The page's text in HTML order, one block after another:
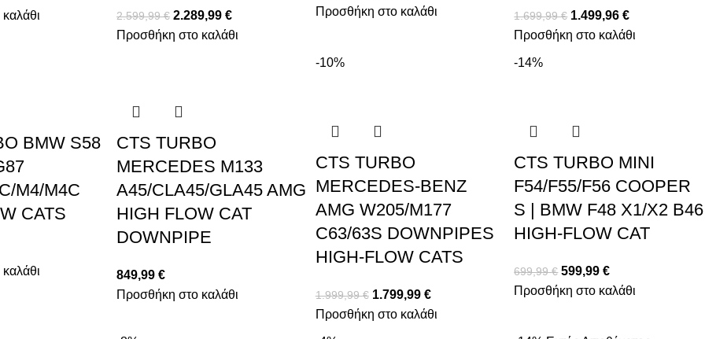
2.599,99€ 2.289,99€
Προσθήκη στο καλάθι
Προσθήκη στο καλάθι
1.699,99€ 1.499,96€
Προσθήκη στο καλάθι
BMW S58
M4/M4C
CATS
CTS TURBO
MERCEDES M133
A45/CLA45/GLA45 AMG
HIGH FLOW CAT
DOWNPIPE
849,99€
Προσθήκη στο καλάθι
-10%
CTS TURBO
MERCEDES-BENZ
AMG W205/M177
C63/63S DOWNPIPES
HIGH-FLOW CATS
1.999,99€ 1.799,99 €
Προσθήκη στο καλάθι
-14%
CTS TURBO MINI
F54/F55/F56 COOPER
S | BMW F48 X1/X2 B46
HIGH-FLOW CAT
699,99€ 599,99€
Προσθήκη στο καλάθι